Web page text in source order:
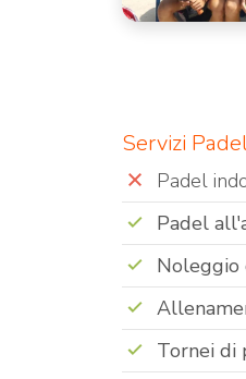
Servizi
Padel
Padel
Noleggio
Tornei di